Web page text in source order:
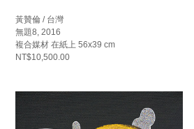
黃贊倫 / 台灣
無題8, 2016
複合媒材 在紙上 56x39 cm
NT$10,500.00